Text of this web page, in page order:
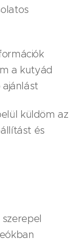
a kutyád
ajánlást
küldöm az
és